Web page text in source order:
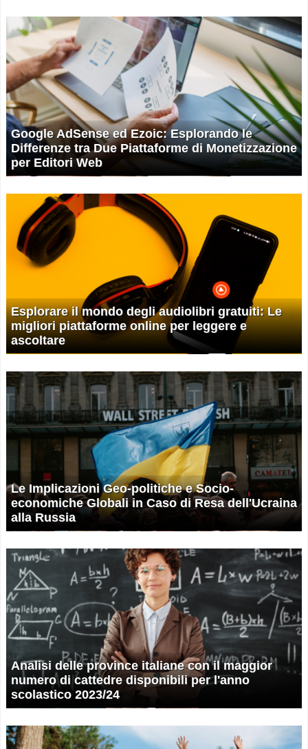
Google AdSense ed Ezoic: Esplorando le
Differenze tra Due Piattaforme di Monetizzazione
per Editori Web
Esplorare il mondo degli audiolibri gratuiti: Le
migliori piattaforme online per leggere e
ascoltare
Le Implicazioni Geo-politiche e Socio-
economiche Globali in Caso di Resa dell'Ucraina
alla Russia
Analisi delle province italiane con il maggior
numero di cattedre disponibili per l'anno
scolastico 2023/24